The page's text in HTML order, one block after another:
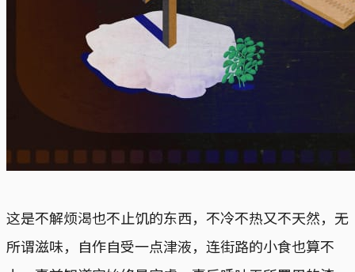
这是不解烦渴也不止饥的东西，不冷不热又不天然，无
所谓滋味，自作自受一点津液，连街路的小食也算不